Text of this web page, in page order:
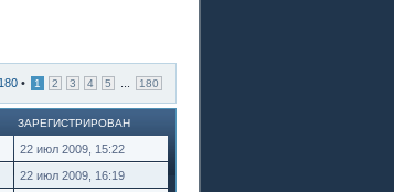
180 • 1 2 3 4 5 180
ЗАРЕГИСТРИРОВАН
22 июл 2009, 15:22
22 июл 2009, 16:19